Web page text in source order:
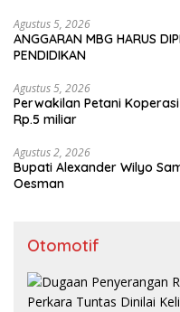
Agustus 5, 2026
ANGGARAN MBG HARUS
PENDIDIKAN
Agustus 5, 2026
Perwakilan Petani
Rp.5 miliar
Agustus 2, 2026
Bupati Alexander Wilyo
Oesman
Otomotif